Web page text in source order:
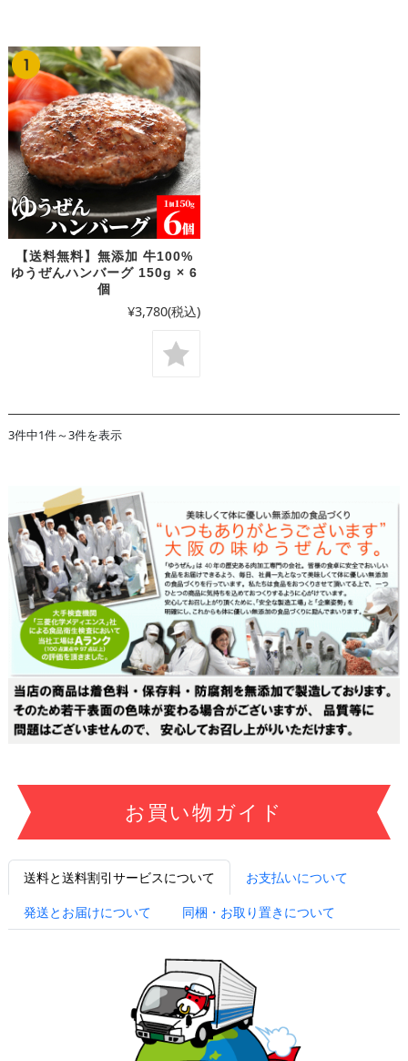
【送料無料】無添加 牛100%
ゆうぜんハンバーグ 150g × 6
個
¥3,780(税込)
3件中1件～3件を表示
お買い物ガイド
送料と送料割引サービスについて
お支払いについて
発送とお届けについて
同梱・お取り置きについて